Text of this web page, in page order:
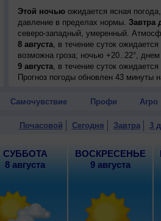
Этой ночьюожидается ясная
давление в пределах нормы. Завтра
северо-западный, умеренный.
8 августа, в течение суток
возможна гроза; ночью +20..22°,
9 августа, в течение суток
+24..26°, ветер северный, умеренный.
слабый.
Прогноз погоды обновлен 43 минуты
Самочувствие Профи Агро
Почасовой Сегодня Завтра 3
СУББОТА
8 августа
ВОСКРЕСЕНЬЕ
9 августа